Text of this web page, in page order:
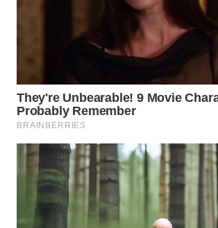
MAJALENGKA
WN
SUBANG
WN
SUKABUMI
WN
PURWAKARTA